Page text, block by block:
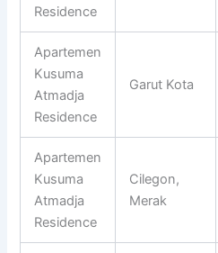
Residence
Apartemen
Kusuma
Atmadja
Residence
Garut Kota
Apartemen
Kusuma
Atmadja
Residence
Cilegon,
Merak